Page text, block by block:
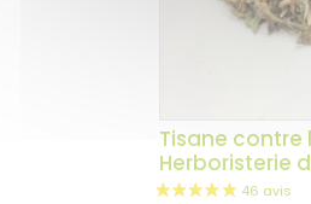
Tisane contre
Herboristerie